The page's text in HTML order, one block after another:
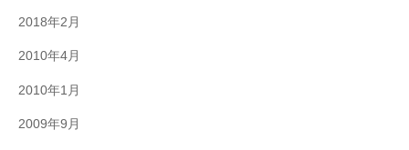
2018年2月
2010年4月
2010年1月
2009年9月